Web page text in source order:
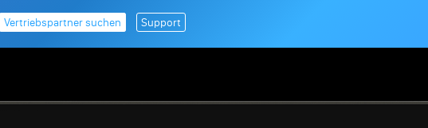
Vertriebspartner suchen Support